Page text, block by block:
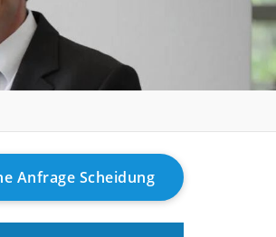
Anfrage Scheidung